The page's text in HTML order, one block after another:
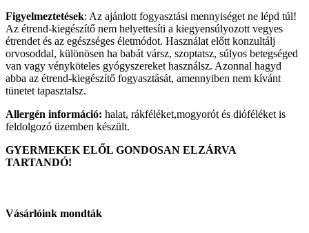
Figyelmeztetések: Az ajánlott fogyasztási mennyiséget ne lépd túl!
Az étrend-kiegészítő nem helyettesíti a kiegyensúlyozott vegyes
étrendet és az egészséges életmódot. Használat előtt konzultálj
orvosoddal, különösen ha babát vársz, szoptatsz, súlyos betegséged
van vagy vényköteles gyógyszereket használsz. Azonnal hagyd
abba az étrend-kiegészítő fogyasztását, amennyiben nem kívánt
tünetet tapasztalsz.
Allergén információ: halat, rákféléket,mogyorót és dióféléket is
feldolgozó üzemben készült.
GYERMEKEK ELŐL GONDOSAN ELZÁRVA
TARTANDÓ!
Vásárlóink mondták